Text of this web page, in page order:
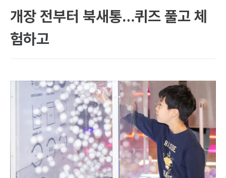
개장 전부터 북새통…퀴즈 풀고 체
험하고